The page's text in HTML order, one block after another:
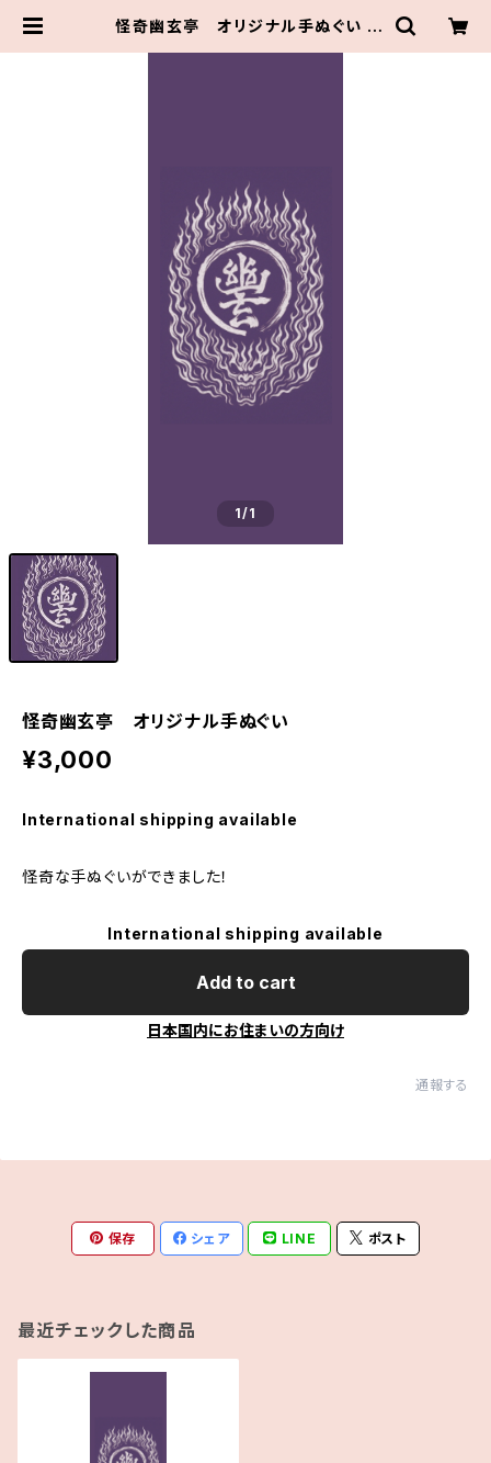
怪奇幽玄亭 オリジナル手ぬぐい |
1/1
怪奇幽玄亭 オリジナル手ぬぐい
¥3,000
International shipping available
怪奇な手ぬぐいができました！
International shipping available
Add to cart
日本国内にお住まいの方向け
通報する
保存 シェア LINE ポスト
最近チェックした商品